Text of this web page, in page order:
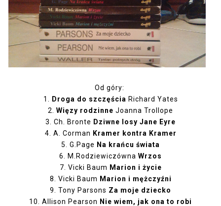
Od góry:
1.
Droga do szczęścia Richard Yates
2. Więzy rodzinne Joanna Trollope
3. Ch. Bronte Dziwne losy Jane Eyre
4. A. Corman Kramer kontra Kramer
5. G.Page Na krańcu świata
6. M.Rodziewiczówna Wrzos
7. Vicki Baum Marion i życie
8. Vicki Baum Marion i mężczyźni
9. Tony Parsons Za moje dziecko
10. Allison Pearson Nie wiem, jak ona to robi